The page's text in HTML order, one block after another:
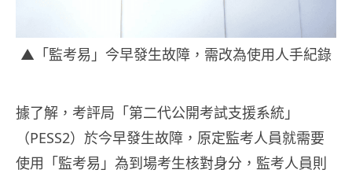
▲「監考易」今早發生故障，需改為使用人手紀錄
據了解，考評局「第二代公開考試支援系統」
（PESS2）於今早發生故障，原定監考人員就需要
使用「監考易」為到場考生核對身分，監考人員則